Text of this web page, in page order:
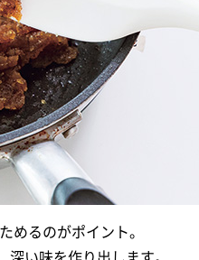
めるのがポイント。